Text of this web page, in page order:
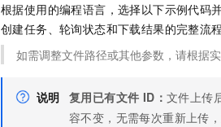
根据使用的编程语言，选择以下示例代码
创建任务、轮询状态和下载结果的完整流程
如需调整文件路径或其他参数，请根据实
说明 复用已有文件 ID：文件上传
容不变，无需每次重新上传